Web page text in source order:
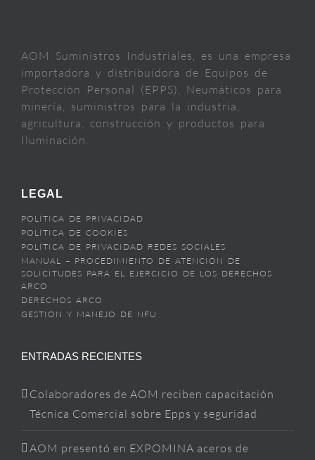
AOM Suministros Industriales, es una empresa
importadora y distribuidora de Equipos de
Protección Personal (EPPS), Neumáticos para
minería, suministros para la industria,
agricultura, construcción y productos para
Iluminación.
LEGAL
POLÍTICA DE PRIVACIDAD
POLÍTICA DE COOKIES
POLÍTICA DE PRIVACIDAD REDES SOCIALES
MANUAL – PROCEDIMIENTO DE ATENCIÓN DE
SOLICITUDES PARA EL EJERCICIO DE LOS DERECHOS
ARCO
DERECHOS ARCO
GESTION Y MANEJO DE NFU
ENTRADAS RECIENTES
Colaboradores de AOM reciben capacitación
Técnica Comercial sobre Epps y seguridad
AOM presentó en EXPOMINA aceros de